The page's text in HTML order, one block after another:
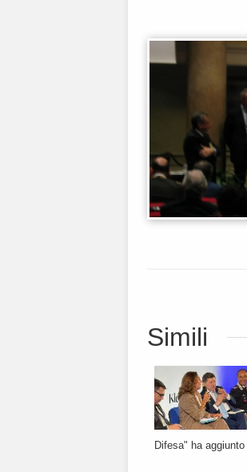
Simili
Difesa" ha aggiunto